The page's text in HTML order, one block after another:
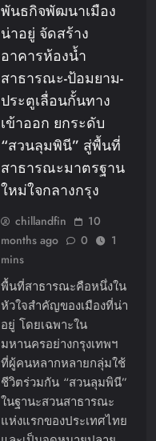
พันธกิจพัฒนาเมือง
น่าอยู่ จัดสร้าง
อาคารห้องน้ำ
สาธารณะ-ป้อมยาม-
ประตูเลื่อนกั้นทาง
เข้าออก ยกระดับ
“สวนลุมพินี” สู่พื้นที่
สาธารณะมาตรฐาน
ใหม่ใจกลางกรุง
chillandfin
10
months ago
0
1
mins
พื้นที่สาธารณะคือหนึ่งใน
หัวใจสำคัญของเมืองที่น่า
อยู่ โดยเฉพาะใน
มหานครอย่างกรุงเทพฯ
ที่ผู้คนหลากหลายกลุ่มใช้
ชีวิตร่วมกัน “สวนลุมพินี”
ในฐานะสวนสาธารณะ
แห่งแรกของประเทศไทย